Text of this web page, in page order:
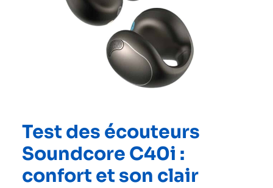
Test des écouteurs
Soundcore C40i :
confort et son clair